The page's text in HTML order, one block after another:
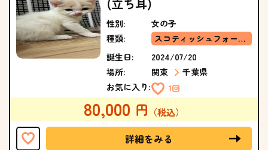
性別:
女の子
種類:
スコティッシュフォールド(立ち耳)
誕生日:
2024/07/20
場所:
関東
千葉県
お気に入り:
1回
80,000
詳細をみる